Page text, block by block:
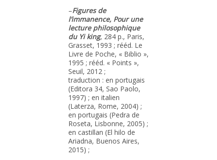
–Figures de
l’immanence, Pour une
lecture philosophique
du Yi king, 284 p., Paris,
Grasset, 1993 ; rééd. Le
Livre de Poche, « Biblio »,
1995 ; rééd. « Points »,
Seuil, 2012 ;
traduction : en portugais
(Editora 34, Sao Paolo,
1997) ; en italien
(Laterza, Rome, 2004) ;
en portugais (Pedra de
Roseta, Lisbonne, 2005) ;
en castillan (El hilo de
Ariadna, Buenos Aires,
2015) ;